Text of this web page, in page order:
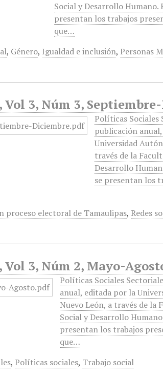
Social y Desarrollo Humano.
presentan los trabajos
que…
, Género, Igualdad e inclusión, Personas
3, Núm 3,
Políticas Sociales
publicación
Universidad
través de la
Desarrollo
se presentan los
proceso electoral de Tamaulipas, Redes
3, Núm 2, Mayo-
Políticas Sociales
anual, editada por la
Nuevo León, a través de la
Social y Desarrollo
presentan los trabajos
que…
, Políticas sociales, Trabajo social